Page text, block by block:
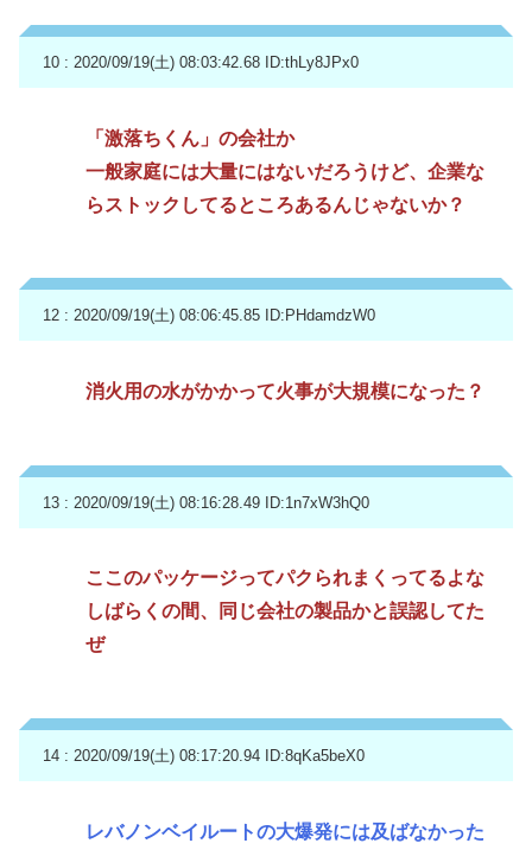
10 : 2020/09/19(土) 08:03:42.68 ID:thLy8JPx0
「激落ちくん」の会社か
一般家庭には大量にはないだろうけど、企業な
らストックしてるところあるんじゃないか？
12 : 2020/09/19(土) 08:06:45.85 ID:PHdamdzW0
消火用の水がかかって火事が大規模になった？
13 : 2020/09/19(土) 08:16:28.49 ID:1n7xW3hQ0
ここのパッケージってパクられまくってるよな
しばらくの間、同じ会社の製品かと誤認してた
ぜ
14 : 2020/09/19(土) 08:17:20.94 ID:8qKa5beX0
レバノンベイルートの大爆発には及ばなかった